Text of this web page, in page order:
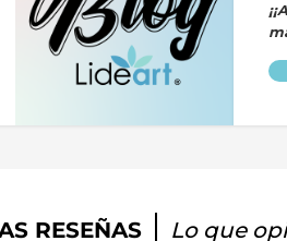
RESEÑAS Lo que